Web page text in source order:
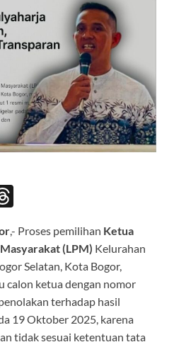
e
a
ds
,- Proses pemilihan Ketua
(LPM) Kelurahan
Selatan, Kota Bogor,
calon ketua dengan nomor
terhadap hasil
19 Oktober 2025, karena
tidak sesuai ketentuan tata